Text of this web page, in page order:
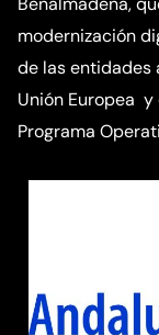
modernización
de las entidades
Unión Europea
Programa